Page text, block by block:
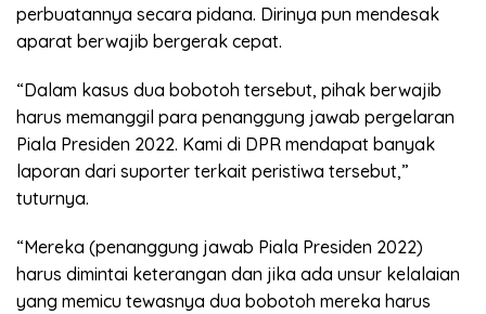
perbuatannya secara pidana. Dirinya pun mendesak
aparat berwajib bergerak cepat.
“Dalam kasus dua bobotoh tersebut, pihak berwajib
harus memanggil para penanggung jawab pergelaran
Piala Presiden 2022. Kami di DPR mendapat banyak
laporan dari suporter terkait peristiwa tersebut,”
tuturnya.
“Mereka (penanggung jawab Piala Presiden 2022)
harus dimintai keterangan dan jika ada unsur kelalaian
yang memicu tewasnya dua bobotoh mereka harus